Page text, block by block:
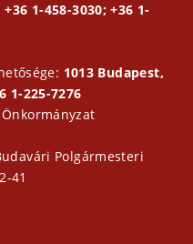
+36 1-458-3030; +36 1-
1013 Budapest,
1-225-7276
Polgármesteri
41